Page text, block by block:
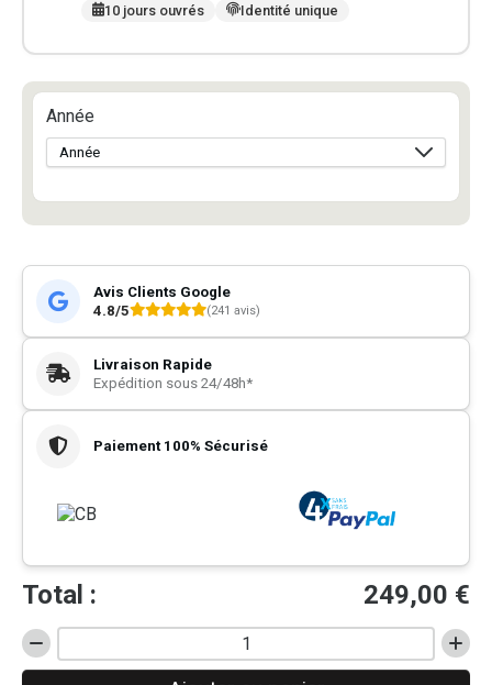
10 jours ouvrés
Identité unique
Année
Avis Clients Google
4.8/5
(241 avis)
Livraison Rapide
Expédition sous 24/48h*
Paiement 100% Sécurisé
Total : 249,00 €
quantité
de